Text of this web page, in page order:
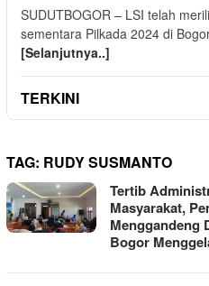
SUDUTBOGOR – LSI telah
sementara Pilkada 2024 di
[Selanjutnya..]
TERKINI
TAG: RUDY SUSMANTO
Tertib
Masyarakat,
Menggandeng
Bogor